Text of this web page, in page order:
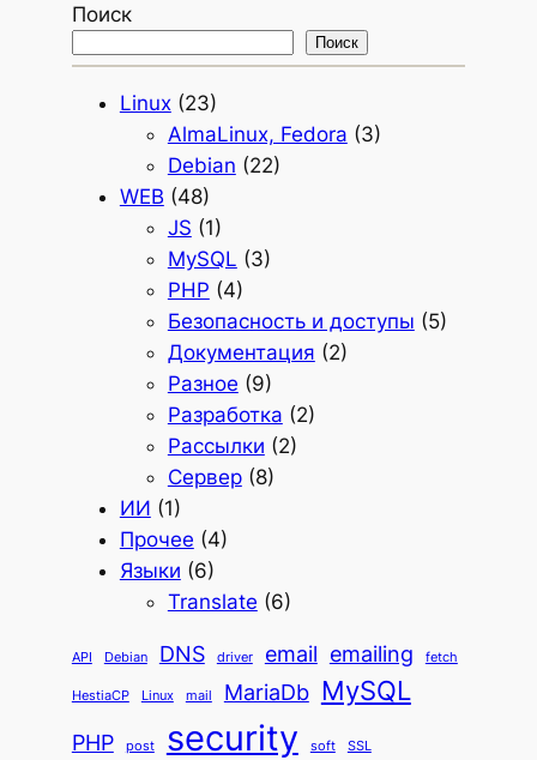
Поиск
Поиск
Linux(23)
AlmaLinux, Fedora (3)
Debian (22)
WEB (48)
JS (1)
MySQL (3)
PHP (4)
Безопасность и доступы (5)
Документация (2)
Разное (9)
Разработка (2)
Рассылки (2)
Сервер(8)
ИИ (1)
Прочее (4)
Языки (6)
Translate (6)
API Debian DNS driver email emailing fetch
HestiaCP Linux mail MariaDb MySQL
PHP post security soft SSL